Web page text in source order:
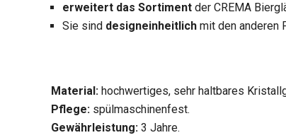
erweitert das Sortiment der CREMA
Sie sind designeinheitlich mit den anderen
Material: hochwertiges, sehr haltbares
Pflege: spülmaschinenfest.
Gewährleistung: 3 Jahre.